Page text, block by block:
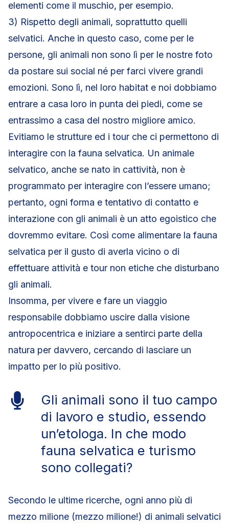
elementi come il muschio, per esempio.
3) Rispetto degli animali, soprattutto quelli
selvatici. Anche in questo caso, come per le
persone, gli animali non sono lì per le nostre foto
da postare sui social né per farci vivere grandi
emozioni. Sono lì, nel loro habitat e noi dobbiamo
entrare a casa loro in punta dei piedi, come se
entrassimo a casa del nostro migliore amico.
Evitiamo le strutture ed i tour che ci permettono di
interagire con la fauna selvatica. Un animale
selvatico, anche se nato in cattività, non è
programmato per interagire con l’essere umano;
pertanto, ogni forma e tentativo di contatto e
interazione con gli animali è un atto egoistico che
dovremmo evitare. Così come alimentare la fauna
selvatica per il gusto di averla vicino o di
effettuare attività e tour non etiche che disturbano
gli animali.
Insomma, per vivere e fare un viaggio
responsabile dobbiamo uscire dalla visione
antropocentrica e iniziare a sentirci parte della
natura per davvero, cercando di lasciare un
impatto per lo più positivo.
Gli animali sono il tuo campo
di lavoro e studio, essendo
un’etologa. In che modo
fauna selvatica e turismo
sono collegati?
Secondo le ultime ricerche, ogni anno più di
mezzo milione (mezzo milione!) di animali selvatici